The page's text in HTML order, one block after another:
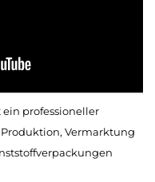
ein professioneller
Vermarktung